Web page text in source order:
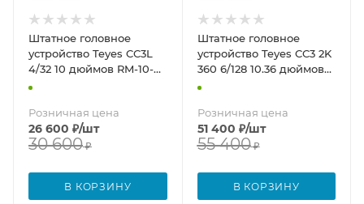
Штатное головное
устройство Teyes CC3L
4/32 10 дюймов RM-10-
1422 для Nissan
Android 10 (4G-SIM, DSP,
IPS)
Розничная цена
26 600 ₽/шт
30 600₽
В КОРЗИНУ
Штатное головное
устройство Teyes CC3 2K
360 6/128 10.36 дюймов
RM-10-1422 для Nissan
Android 10 (4G-SIM, DSP,
QLed)
Розничная цена
51 400 ₽/шт
55 400₽
В КОРЗИНУ